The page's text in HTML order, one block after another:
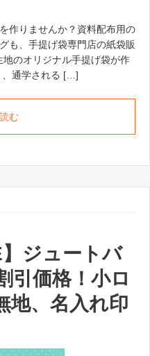
作りませんか？資料配布用の
も、手提げ袋専門店の紙袋販
のオリジナル手提げ袋が作
、通学される […]
む
】ジュートバ
引価格！小ロ
地、名入れ印